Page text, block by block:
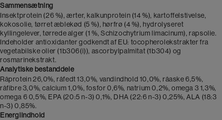
Sammensætning
Insektprotein (26 %), ærter, kalkunprotein (14 %), kartoffelstivelse,
kokosolie, tørret æblekød (5 %), hørfrø (4 %), hydrolyseret
kyllingelever, tørrede alger (1 %, Schizochytrium limacinum), rapsolie.
Indeholder antioxidanter godkendt af EU: tocopherolekstrakter fra
vegetabilske olier (1b306(i)), ascorbylpalmitat (1b304) og
rosmarinekstrakt.
Analytiske bestanddele
Råprotein 26,0%, råfedt 13,0%, vandindhold 10,0%, råaske 6,5%,
råfibre 3,0%, calcium 1,0%, fosfor 0,6%, natrium 0,2%, omega 3 1,3%,
omega 6 0,5%, EPA (20:5 n-3) 0,1%, DHA (22:6 n-3) 0,25%, ALA (18:3
n-3) 0,85%.
Energiindhold